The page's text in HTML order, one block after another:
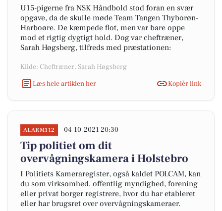
U15-pigerne fra NSK Håndbold stod foran en svær
opgave, da de skulle møde Team Tangen Thyborøn-
Harboøre. De kæmpede flot, men var bare oppe
mod et rigtig dygtigt hold. Dog var cheftræner,
Sarah Høgsberg, tilfreds med præstationen:
Kilde: Cheftræner, Sarah Høgsberg
Læs hele artiklen her
Kopiér link
ALARM112 04-10-2021 20:30
Tip politiet om dit
overvågningskamera i Holstebro
I Politiets Kameraregister, også kaldet POLCAM, kan
du som virksomhed, offentlig myndighed, forening
eller privat borger registrere, hvor du har etableret
eller har brugsret over overvågningskameraer.